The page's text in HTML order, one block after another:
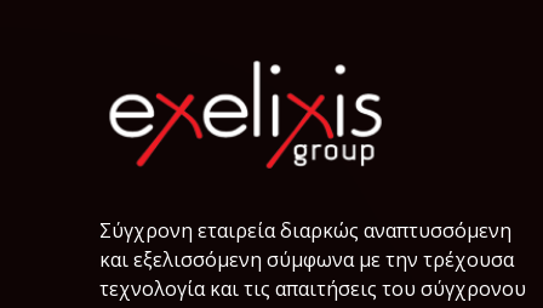
Σύγχρονη εταιρεία διαρκώς αναπτυσσόμενη
και εξελισσόμενη σύμφωνα µε την τρέχουσα
τεχνολογία και τις απαιτήσεις του σύγχρονου